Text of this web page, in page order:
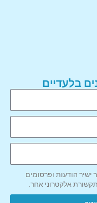
בלעדיים
הודעות ופרסומים
אלקטרוני אחר.